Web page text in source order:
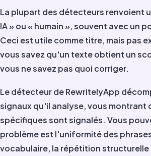
La plupart des détecteurs renvoient
IA » ou « humain », souvent avec un
Ceci est utile comme titre, mais pas
vous savez qu'un texte obtient un
vous ne savez pas quoi corriger.
Le détecteur de RewritelyApp
signaux qu'il analyse, vous montrant
spécifiques sont signalés. Vous
problème est l'uniformité des
vocabulaire, la répétition structurelle